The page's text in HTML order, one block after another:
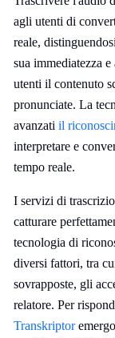
agli utenti di
reale,
sua immediatezza
utenti il contenuto
pronunciate. La
avanzati il
interpretare e
tempo reale.
I servizi di
catturare
tecnologia di
diversi fattori, tra
sovrapposte, gli
relatore. Per
Transkriptor